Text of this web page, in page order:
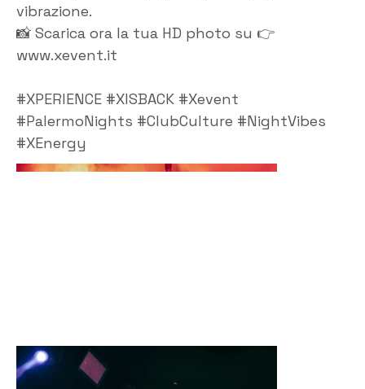
vibrazione.
📸 Scarica ora la tua HD photo su 👉
www.xevent.it
#XPERIENCE #XISBACK #Xevent
#PalermoNights #ClubCulture #NightVibes
#XEnergy